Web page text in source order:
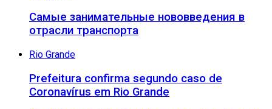
Самые занимательные нововведения в
отрасли транспорта
Rio Grande
Prefeitura confirma segundo caso de
Coronavírus em Rio Grande